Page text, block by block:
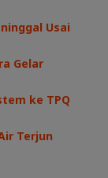
Usai
Gelar
ke TPQ
Terjun